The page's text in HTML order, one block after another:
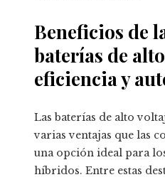
Beneficios de
baterías de
eficiencia y
Las baterías de alto
varias ventajas que las
una opción ideal para
híbridos. Entre estas